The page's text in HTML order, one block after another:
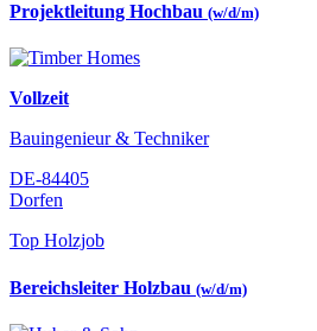
Projektleitung Hochbau (w/d/m)
Vollzeit
Bauingenieur & Techniker
DE-84405
Dorfen
Top Holzjob
Bereichsleiter Holzbau (w/d/m)